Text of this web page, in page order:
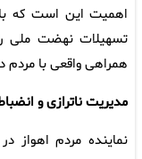
تسهیلات نهضت ملی
همراهی واقعی با مردم
مدیریت ناترازی و
نماینده مردم اهواز